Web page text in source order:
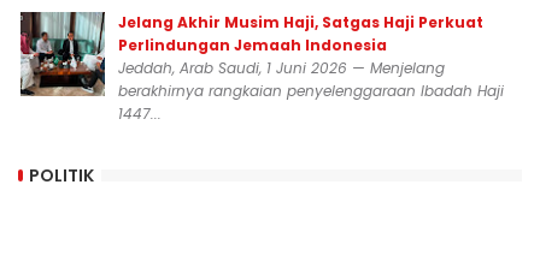
Jelang Akhir Musim Haji, Satgas Haji Perkuat
Perlindungan Jemaah Indonesia
Jeddah, Arab Saudi, 1 Juni 2026 — Menjelang
berakhirnya rangkaian penyelenggaraan Ibadah Haji
1447...
POLITIK